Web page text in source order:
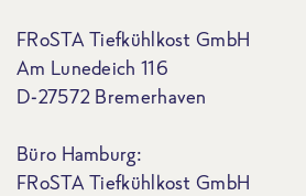
FRoSTA Tiefkühlkost GmbH
Am Lunedeich 116
D-27572 Bremerhaven
Büro Hamburg:
FRoSTA Tiefkühlkost GmbH